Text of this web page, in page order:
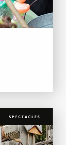
SPECTACLES